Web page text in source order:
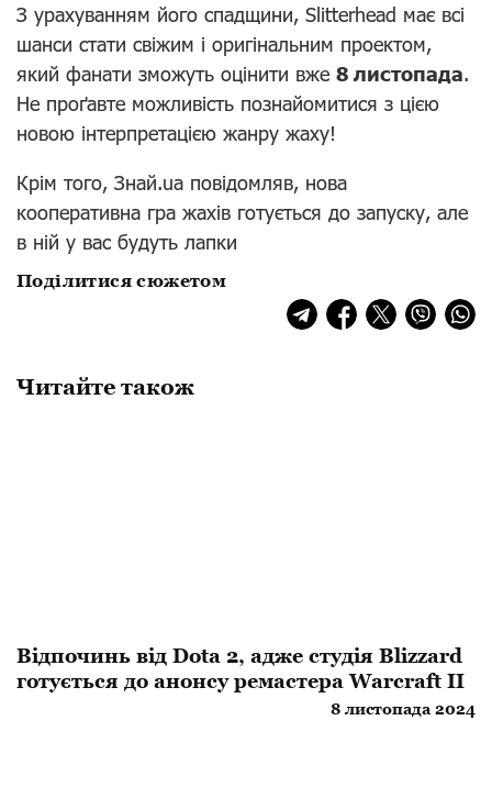
З урахуванням його спадщини, Slitterhead має всі
шанси стати свіжим і оригінальним проектом,
який фанати зможуть оцінити вже 8 листопада.
Не проґавте можливість познайомитися з цією
новою інтерпретацією жанру жаху!
Крім того, Знай.ua повідомляв, нова
кооперативна гра жахів готується до запуску, але
в ній у вас будуть лапки
Поділитися сюжетом
Читайте також
Відпочинь від Dota 2, адже студія Blizzard
готується до анонсу ремастера Warcraft II
8 листопада 2024